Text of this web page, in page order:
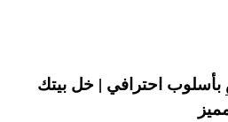
بأسلوب احترافي | خل بيتك